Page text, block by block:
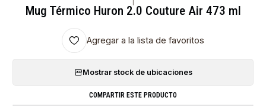
Mug Térmico Huron 2.0 Couture Air 473 ml
Agregar a la lista de favoritos
Mostrar stock de ubicaciones
COMPARTIR ESTE PRODUCTO